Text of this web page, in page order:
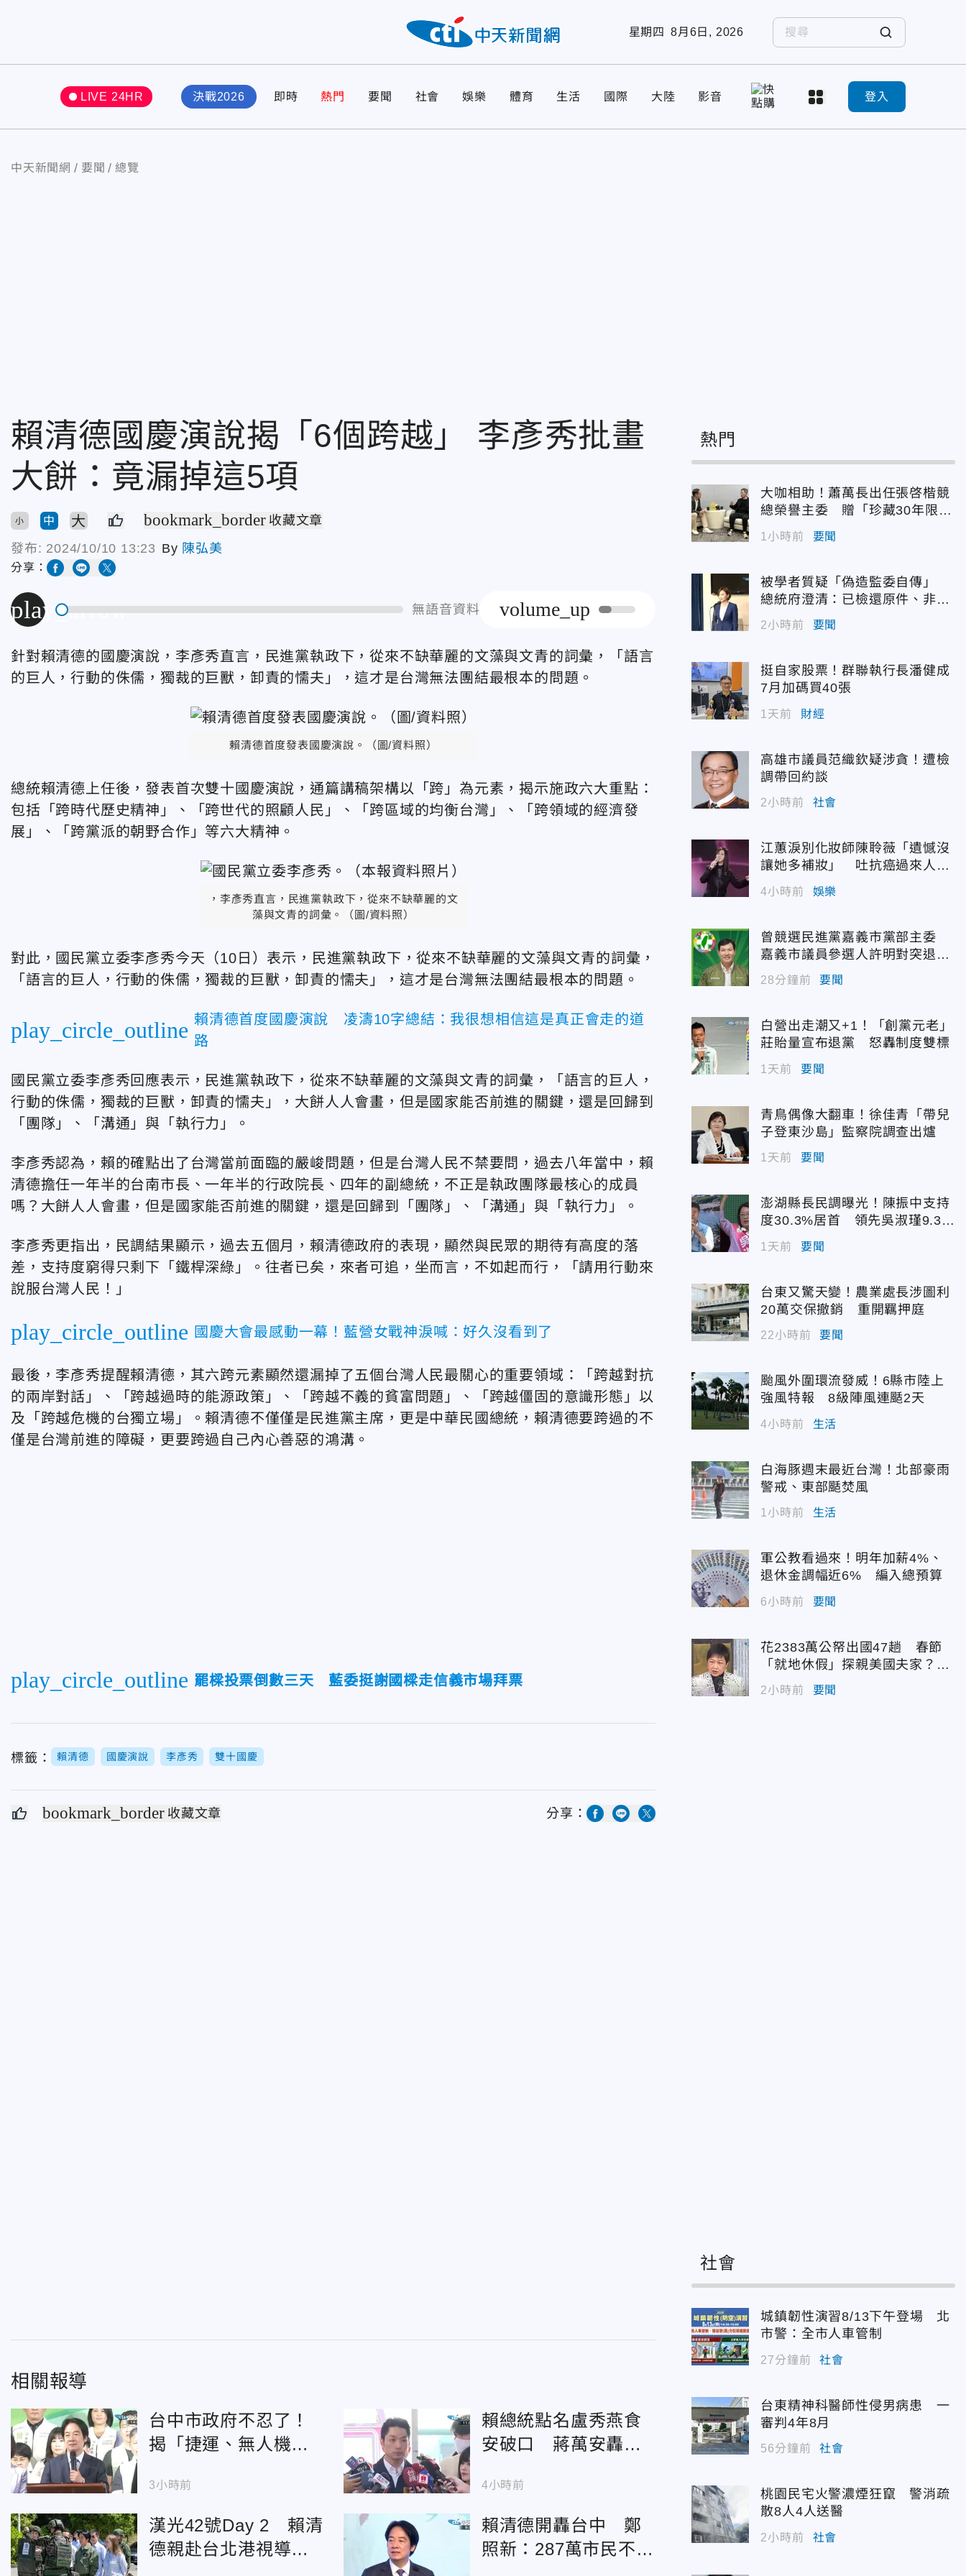
星期四 8月6日, 2026
LIVE 24HR 決戰2026 即時 熱門 要聞 社會 娛樂 體育 生活 國際 大陸 影音 登入
中天新聞網 要聞 總覽
賴清德國慶演說揭「6個跨越」 李彥秀批畫
大餅：竟漏掉這5項
小 中 大 bookmark_border 收藏文章
發布: 2024/10/10 13:23 By 陳弘美
分享：
play_arrow 無語音資料 volume_up
針對賴清德的國慶演說，李彥秀直言，民進黨執政下，從來不缺華麗的文藻與文青的詞彙，「語言
的巨人，行動的侏儒，獨裁的巨獸，卸責的懦夫」，這才是台灣無法團結最根本的問題。
賴清德首度發表國慶演說。（圖/資料照）
總統賴清德上任後，發表首次雙十國慶演說，通篇講稿架構以「跨」為元素，揭示施政六大重點：
包括「跨時代歷史精神」、「跨世代的照顧人民」、「跨區域的均衡台灣」、「跨領域的經濟發
展」、「跨黨派的朝野合作」等六大精神。
，李彥秀直言，民進黨執政下，從來不缺華麗的文
藻與文青的詞彙。（圖/資料照）
對此，國民黨立委李彥秀今天（10日）表示，民進黨執政下，從來不缺華麗的文藻與文青的詞彙，
「語言的巨人，行動的侏儒，獨裁的巨獸，卸責的懦夫」，這才是台灣無法團結最根本的問題。
play_circle_outline 賴清德首度國慶演說 凌濤10字總結：我很想相信這是真正會走的道
路
國民黨立委李彥秀回應表示，民進黨執政下，從來不缺華麗的文藻與文青的詞彙，「語言的巨人，
行動的侏儒，獨裁的巨獸，卸責的懦夫」，大餅人人會畫，但是國家能否前進的關鍵，還是回歸到
「團隊」、「溝通」與「執行力」。
李彥秀認為，賴的確點出了台灣當前面臨的嚴峻問題，但是台灣人民不禁要問，過去八年當中，賴
清德擔任一年半的台南市長、一年半的行政院長、四年的副總統，不正是執政團隊最核心的成員
嗎？大餅人人會畫，但是國家能否前進的關鍵，還是回歸到「團隊」、「溝通」與「執行力」。
李彥秀更指出，民調結果顯示，過去五個月，賴清德政府的表現，顯然與民眾的期待有高度的落
差，支持度窮得只剩下「鐵桿深綠」。往者已矣，來者可追，坐而言，不如起而行，「請用行動來
說服台灣人民！」
play_circle_outline 國慶大會最感動一幕！藍營女戰神淚喊：好久沒看到了
最後，李彥秀提醒賴清德，其六跨元素顯然還漏掉了五個台灣人民最關心的重要領域：「跨越對抗
的兩岸對話」、「跨越過時的能源政策」、「跨越不義的貧富問題」、「跨越僵固的意識形態」以
及「跨越危機的台獨立場」。賴清德不僅僅是民進黨主席，更是中華民國總統，賴清德要跨過的不
僅是台灣前進的障礙，更要跨過自己內心善惡的鴻溝。
play_circle_outline 罷樑投票倒數三天 藍委挺謝國樑走信義市場拜票
標籤： 賴清德 國慶演說 李彥秀 雙十國慶
bookmark_border 收藏文章 分享：
相關報導
台中市政府不忍了！
揭「捷運、無人機、
3小時前
賴總統點名盧秀燕食
安破口 蔣萬安轟：
4小時前
漢光42號Day 2 賴清
德親赴台北港視導飛
賴清德開轟台中 鄭
照新：287萬市民不該
熱門
大咖相助！蕭萬長出任張啓楷競
總榮譽主委 贈「珍藏30年限量
錶」
1小時前 要聞
被學者質疑「偽造監委自傳」
總統府澄清：已檢還原件、非府
方提供
2小時前 要聞
挺自家股票！群聯執行長潘健成
7月加碼買40張
1天前 財經
高雄市議員范織欽疑涉貪！遭檢
調帶回約談
2小時前 社會
江蕙淚別化妝師陳聆薇「遺憾沒
讓她多補妝」 吐抗癌過來人心
聲
4小時前 娛樂
曾競選民進黨嘉義市黨部主委
嘉義市議員參選人許明對突退
選！
28分鐘前 要聞
白營出走潮又+1！「創黨元老」
莊貽量宣布退黨 怒轟制度雙標
1天前 要聞
青鳥偶像大翻車！徐佳青「帶兒
子登東沙島」監察院調查出爐
1天前 要聞
澎湖縣長民調曝光！陳振中支持
度30.3%居首 領先吳淑瑾9.3個
百分點
1天前 要聞
台東又驚天變！農業處長涉圖利
20萬交保撤銷 重開羈押庭
22小時前 要聞
颱風外圍環流發威！6縣市陸上
強風特報 8級陣風連颳2天
4小時前 生活
白海豚週末最近台灣！北部豪雨
警戒、東部颳焚風
1小時前 生活
軍公教看過來！明年加薪4%、
退休金調幅近6% 編入總預算
6小時前 要聞
花2383萬公帑出國47趟 春節
「就地休假」探親美國夫家？徐
佳青回應了
2小時前 要聞
社會
城鎮韌性演習8/13下午登場 北
市警：全市人車管制
27分鐘前 社會
台東精神科醫師性侵男病患 一
審判4年8月
56分鐘前 社會
桃園民宅火警濃煙狂竄 警消疏
散8人4人送醫
2小時前 社會